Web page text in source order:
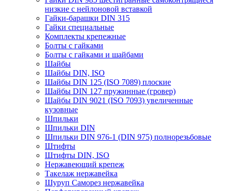
низкие с нейлоновой вставкой
Гайки-барашки DIN 315
Гайки специальные
Комплекты крепежные
Болты с гайками
Болты с гайками и шайбами
Шайбы
Шайбы DIN, ISO
Шайбы DIN 125 (ISO 7089) плоские
Шайбы DIN 127 пружинные (гровер)
Шайбы DIN 9021 (ISO 7093) увеличенные
кузовные
Шпильки
Шпильки DIN
Шпильки DIN 976-1 (DIN 975) полнорезьбовые
Штифты
Штифты DIN, ISO
Нержавеющий крепеж
Такелаж нержавейка
Шуруп Саморез нержавейка